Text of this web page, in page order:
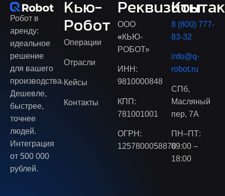
Робот в
аренду:
идеальное
решение
для вашего
производства.
Дешевле,
быстрее,
точнее
людей.
Интеграция
от 500 000
рублей.
Кью-
Робот
Операции
Отрасли
Кейсы
Контакты
Реквизиты
ООО
«КЬЮ-
РОБОТ»
ИНН:
9810000848
КПП:
781001001
ОГРН:
1257800058878
8 (800) 777-
83-32
info@q-
robot.ru
СПб,
Масляный
пер, 7А
ПН–ПТ:
09:00 –
18:00